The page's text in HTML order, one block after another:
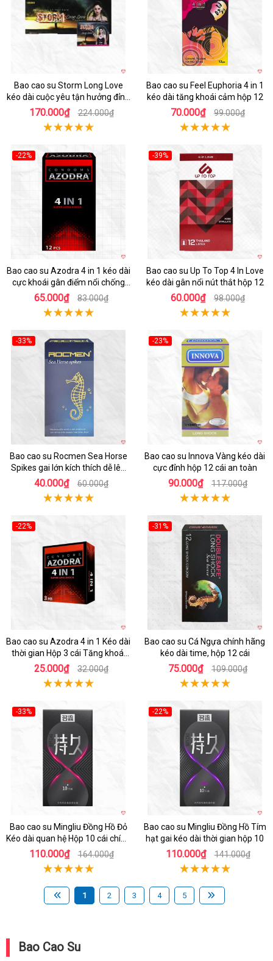
Bao cao su Storm Long Love
kéo dài cuộc yêu tận hưởng đỉnh
cao
170.000₫ 224.000₫
Bao cao su Feel Euphoria 4 in 1
kéo dài tăng khoái cảm hộp 12
70.000₫ 99.000₫
-22%
Bao cao su Azodra 4 in 1 kéo dài
cực khoái gân điểm nổi chống
tuột 12 cái
65.000₫ 83.000₫
-39%
Bao cao su Up To Top 4 In Love
kéo dài gân nổi nút thắt hộp 12
60.000₫ 98.000₫
-33%
Bao cao su Rocmen Sea Horse
Spikes gai lớn kích thích dễ lên
đỉnh
40.000₫ 60.000₫
-23%
Bao cao su Innova Vàng kéo dài
cực đỉnh hộp 12 cái an toàn
90.000₫ 117.000₫
-22%
Bao cao su Azodra 4 in 1 Kéo dài
thời gian Hộp 3 cái Tăng khoái
cảm
25.000₫ 32.000₫
-31%
Bao cao su Cá Ngựa chính hãng
kéo dài time, hộp 12 cái
75.000₫ 109.000₫
-33%
Bao cao su Mingliu Đồng Hồ Đỏ
Kéo dài quan hệ Hộp 10 cái chính
hãng tăng khoái cảm
110.000₫ 164.000₫
-22%
Bao cao su Mingliu Đồng Hồ Tím
hạt gai kéo dài thời gian hộp 10
110.000₫ 141.000₫
1 2 3 4 5
Bao Cao Su